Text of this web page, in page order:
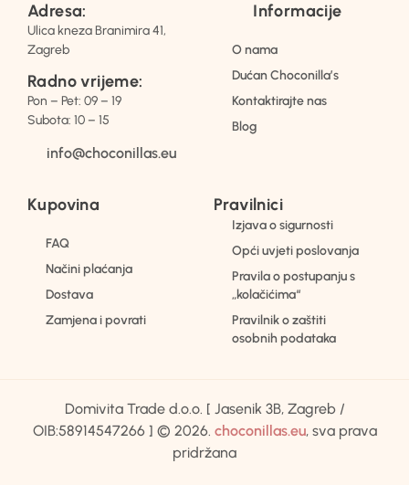
Adresa:
Ulica kneza Branimira 41,
Zagreb
Radno vrijeme:
Pon – Pet: 09 – 19
Subota: 10 – 15
info@choconillas.eu
Informacije
O nama
Dućan Choconilla’s
Kontaktirajte nas
Blog
Kupovina
FAQ
Načini plaćanja
Dostava
Zamjena i povrati
Pravilnici
Izjava o sigurnosti
Opći uvjeti poslovanja
Pravila o postupanju s
„kolačićima“
Pravilnik o zaštiti
osobnih podataka
Domivita Trade d.o.o. [ Jasenik 3B, Zagreb /
OIB:58914547266 ] © 2026. choconillas.eu, sva prava
pridržana